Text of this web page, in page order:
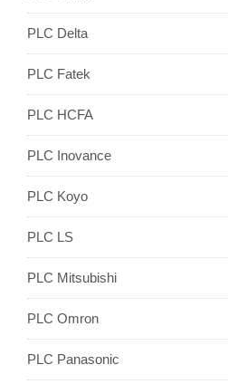
PLC Delta
PLC Fatek
PLC HCFA
PLC Inovance
PLC Koyo
PLC LS
PLC Mitsubishi
PLC Omron
PLC Panasonic